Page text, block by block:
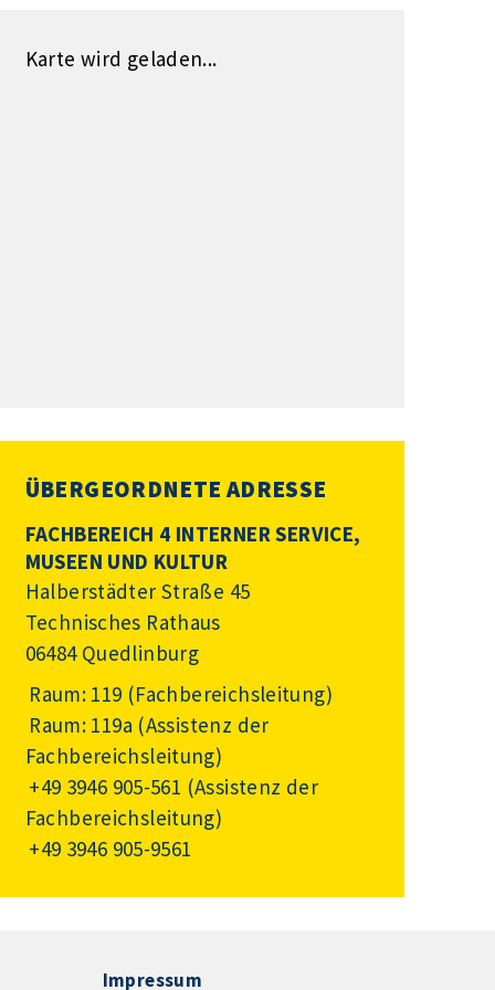
Karte wird geladen...
ÜBERGEORDNETE ADRESSE
FACHBEREICH 4 INTERNER SERVICE,
MUSEEN UND KULTUR
Halberstädter Straße 45
Technisches Rathaus
06484 Quedlinburg
Raum: 119 (Fachbereichsleitung)
Raum: 119a (Assistenz der
Fachbereichsleitung)
+49 3946 905-561 (Assistenz der
Fachbereichsleitung)
+49 3946 905-9561
Impressum